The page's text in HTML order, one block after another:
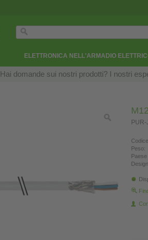
ELETTRONICA NELL'ARMADIO
Hai domande sui nostri prodotti? I nostri
Peso: